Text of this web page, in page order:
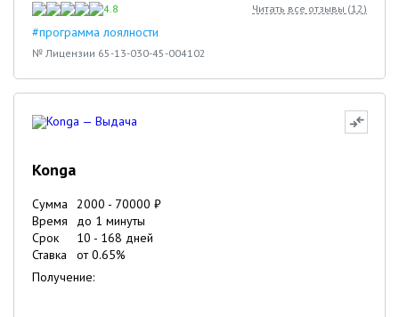
4.8 Читать все отзывы (12)
#программа лоялности
№ Лицензии 65-13-030-45-004102
Konga
Сумма 2000 - 70000 ₽
Время
до 1 минуты
Срок
10 - 168 дней
Ставка
от0.65%
Получение: